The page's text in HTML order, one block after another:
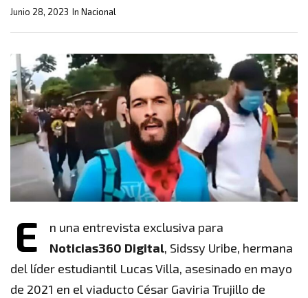
In Nacional
Junio 28, 2023
E
n una entrevista exclusiva para
Noticias360 Digital, Sidssy Uribe, hermana
del líder estudiantil Lucas Villa, asesinado en mayo
de 2021 en el viaducto César Gaviria Trujillo de